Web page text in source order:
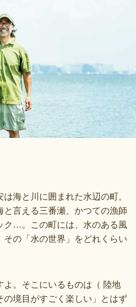
海と川に囲まれた水辺の町。
言える三番瀬、かつての漁師
ク…。この町には、水のある風
の「水の世界」をどれくらい
。そこにいるものは（ 陸地
の境目がすごく楽しい」とはず